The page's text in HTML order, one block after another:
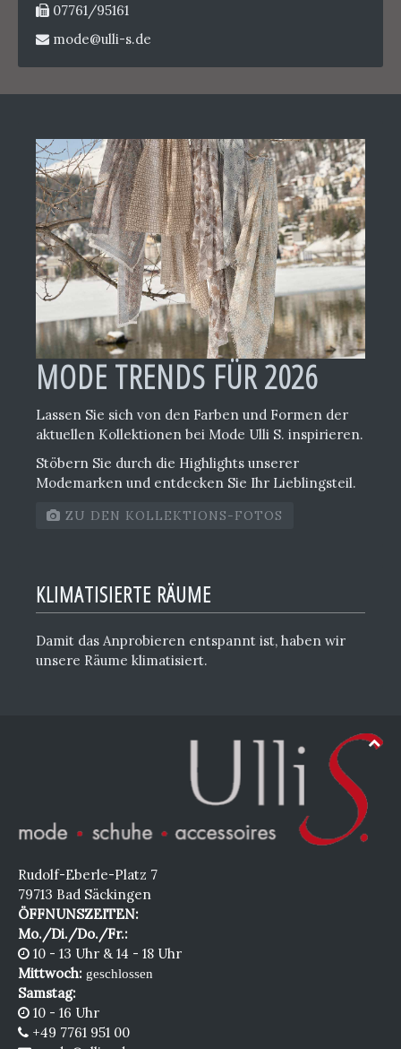
07761/95161
mode@ulli-s.de
MODE TRENDS FÜR 2026
Lassen Sie sich von den Farben und Formen der
aktuellen Kollektionen bei Mode Ulli S. inspirieren.
Stöbern Sie durch die Highlights unserer
Modemarken und entdecken Sie Ihr Lieblingsteil.
ZU DEN KOLLEKTIONS-FOTOS
KLIMATISIERTE RÄUME
Damit das Anprobieren entspannt ist, haben wir
unsere Räume klimatisiert.
Rudolf-Eberle-Platz 7
79713 Bad Säckingen
ÖFFNUNSZEITEN:
Mo./Di./Do./Fr.:
10 - 13 Uhr & 14 - 18 Uhr
Mittwoch: geschlossen
Samstag:
10 - 16 Uhr
+49 7761 951 00